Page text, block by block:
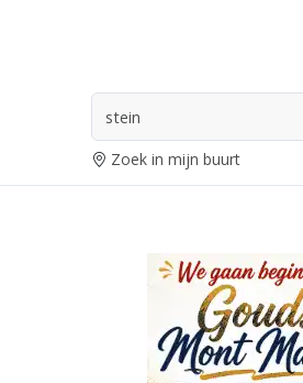
Zoek in mijn buurt